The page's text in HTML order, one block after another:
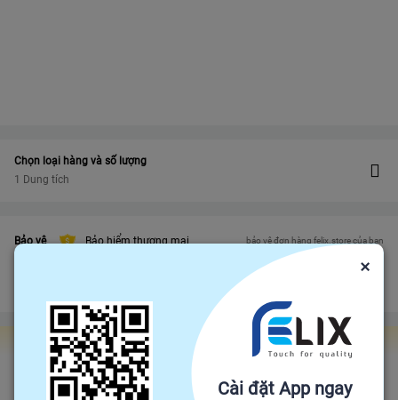
Chọn loại hàng và số lượng
1 Dung tích
Bảo vệ Bảo hiểm thương mại bảo vệ đơn hàng felix.store của bạn
Gian hàng Felix Factories
HỘ KINH DOANH PHẠM THỊ XUÂN LAN - THỦ CÔNG MỸ NGHỆ
×
Cài đặt App ngay